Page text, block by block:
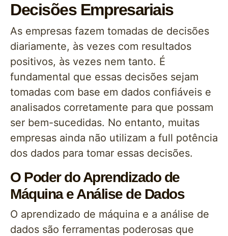
Decisões Empresariais
As empresas fazem tomadas de decisões
diariamente, às vezes com resultados
positivos, às vezes nem tanto. É
fundamental que essas decisões sejam
tomadas com base em dados confiáveis e
analisados corretamente para que possam
ser bem-sucedidas. No entanto, muitas
empresas ainda não utilizam a full potência
dos dados para tomar essas decisões.
O Poder do Aprendizado de
Máquina e Análise de Dados
O aprendizado de máquina e a análise de
dados são ferramentas poderosas que